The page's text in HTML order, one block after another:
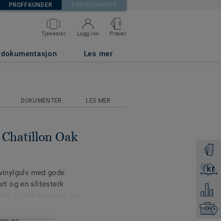
PROFFKUNDER PRIVATKUNDER
Tjenester Logg inn
0
Prøver
Les mer
Få en
kr
Få et
Legg
Finn
DOKUMENTER LES MER
Chatillon Oak
med gode
og en slitesterk